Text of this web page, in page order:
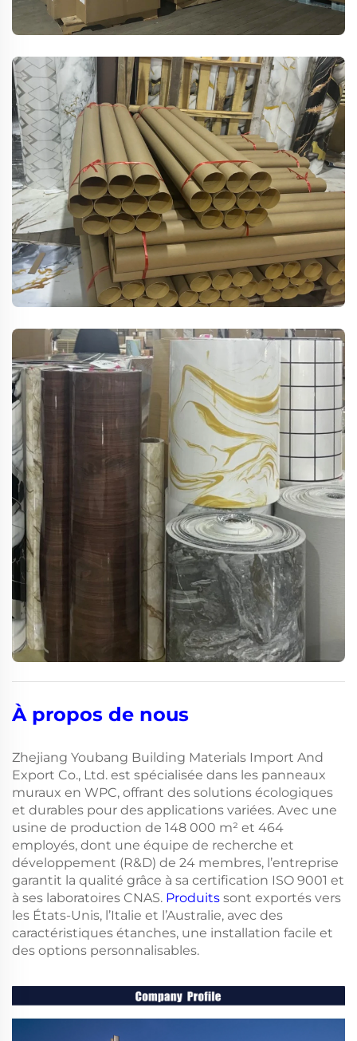
À propos de nous
Zhejiang Youbang Building Materials Import And
Export Co., Ltd. est spécialisée dans les panneaux
muraux en WPC, offrant des solutions écologiques
et durables pour des applications variées. Avec une
usine de production de 148 000 m² et 464
employés, dont une équipe de recherche et
développement (R&D) de 24 membres, l’entreprise
garantit la qualité grâce à sa certification ISO 9001 et
à ses laboratoires CNAS. Produits sont exportés vers
les États-Unis, l’Italie et l’Australie, avec des
caractéristiques étanches, une installation facile et
des options personnalisables.